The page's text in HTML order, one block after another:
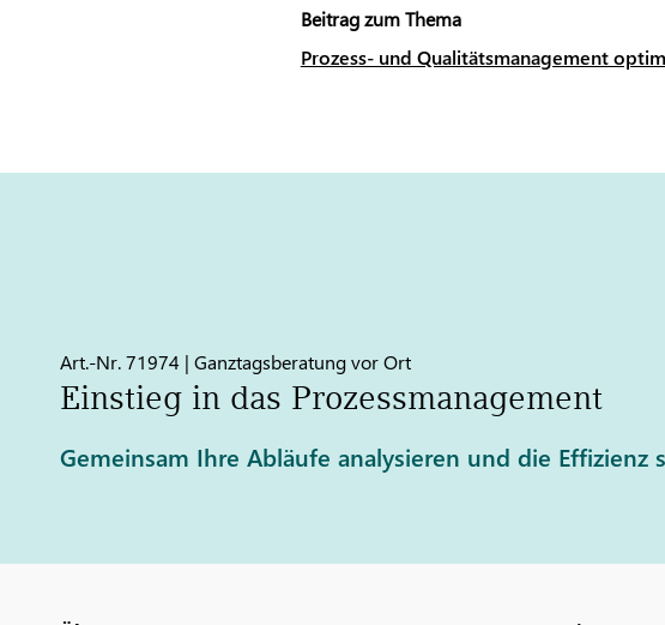
Beitrag zum Thema
Prozess- und Qualitätsmanagement
Art.-Nr. 71974 | Ganztagsberatung vor Ort
Einstieg in das Prozessmanagement
Gemeinsam Ihre Abläufe analysieren und die Effizienz